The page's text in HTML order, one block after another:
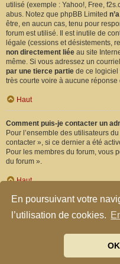
En poursuivant votre
l’utilisation de cookies.
OK
utilisé (exemple : Yahoo!, Free,
abus. Notez que phpBB Limited
être, en aucun cas, tenu pour
forum est utilisé. Il est inutile de
légale (cessions et désistements,
non directement liée au site
même. Si vous adressez un
par une tierce partie de ce logiciel
très courte voire à aucune réponse
Haut
Comment puis-je contacter un
Pour l’ensemble des utilisateurs
contacter », si ce dernier a été
Pour les membres du forum, vous
du forum ».
Haut
phpBB ®
Traduit